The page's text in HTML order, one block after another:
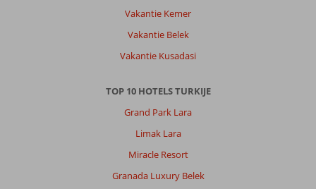
Vakantie Kemer
Vakantie Belek
Vakantie Kusadasi
TOP 10 HOTELS TURKIJE
Grand Park Lara
Limak Lara
Miracle Resort
Granada Luxury Belek